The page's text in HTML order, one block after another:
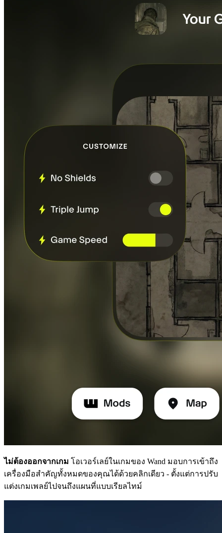
ไม่ต้องออกจากเกม โอเวอร์เลย์ในเกมของ Wand มอบการเข้าถึง
เครื่องมือสำคัญทั้งหมดของคุณได้ด้วยคลิกเดียว - ตั้งแต่การปรับ
แต่งเกมเพลย์ไปจนถึงแผนที่แบบเรียลไทม์